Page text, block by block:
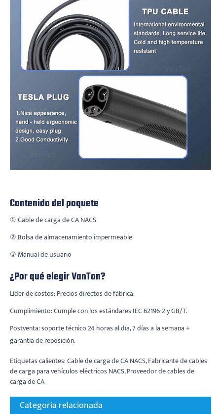
Contenido del paquete
① Cable de carga de CA NACS
② Bolsa de almacenamiento impermeable
③ Manual de usuario
¿Por qué elegir VanTon?
Líder de costos: Precios directos de fábrica.
Cumplimiento: Cumple con los estándares IEC 62196-2 y GB/T.
Postventa: soporte técnico 24 horas al día, 7 días a la semana +
garantía de reposición.
Etiquetas calientes: Cable de carga de CA NACS, Fabricante de cables
de carga para vehículos eléctricos NACS, Proveedor de cables de
carga de CA
Categoría relacionada